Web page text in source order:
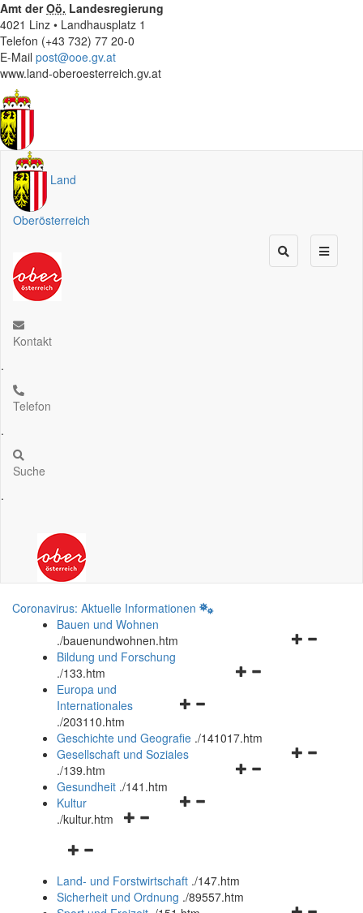
Amt derOö. Landesregierung
4021 Linz • Landhausplatz 1
Telefon (+43 732) 77 20-0
E-Mail post@ooe.gv.at
www.land-oberoesterreich.gv.at
Land
Oberösterreich
Kontakt
.
Telefon
.
Suche
.
Coronavirus: Aktuelle Informationen
Bauen und Wohnen
./bauenundwohnen.htm
Navigationsmenü
Bildung und Forschung
./133.htm
Navigationsmenü
und
schließen
Europa und
Internationales
./203110.htm
Geschichte und Geografie ./141017.htm
Navigationsmenü
Gesellschaft und Soziales
./139.htm
Navigationsmenü
Gesundheit ./141.htm
Navigationsmenü
Kultur
./kultur.htm
Navigationsmenü
und
schließen
Land- und Forstwirtschaft ./147.htm
Sicherheit und Ordnung ./89557.htm